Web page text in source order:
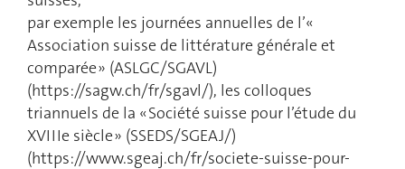
par exemple les journées annuelles de l’«
Association suisse de littérature générale et
comparée » (ASLGC/SGAVL)
(https://sagw.ch/fr/sgavl/), les colloques
triannuels de la « Société suisse pour l’étude du
XVIIIe siècle » (SSEDS/SGEAJ/)
(https://www.sgeaj.ch/fr/societe-suisse-pour-